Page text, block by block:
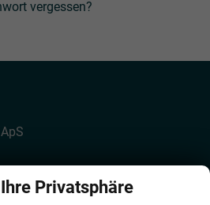
vergessen?
Privatsphäre